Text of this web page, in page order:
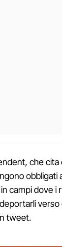
che
obbligati
campi dove i
verso
tweet.